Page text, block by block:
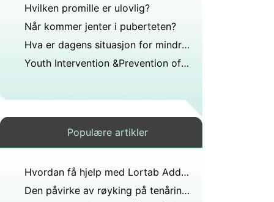
Hvilken promille er ulovlig?
Når kommer jenter i puberteten?
Hva er dagens situasjon for mindreårige som drikker?
Youth Intervention &Prevention of Alcohol &Tobakk
Populære artikler
Hvordan få hjelp med Lortab Addiction
Den påvirke av røyking på tenåringer